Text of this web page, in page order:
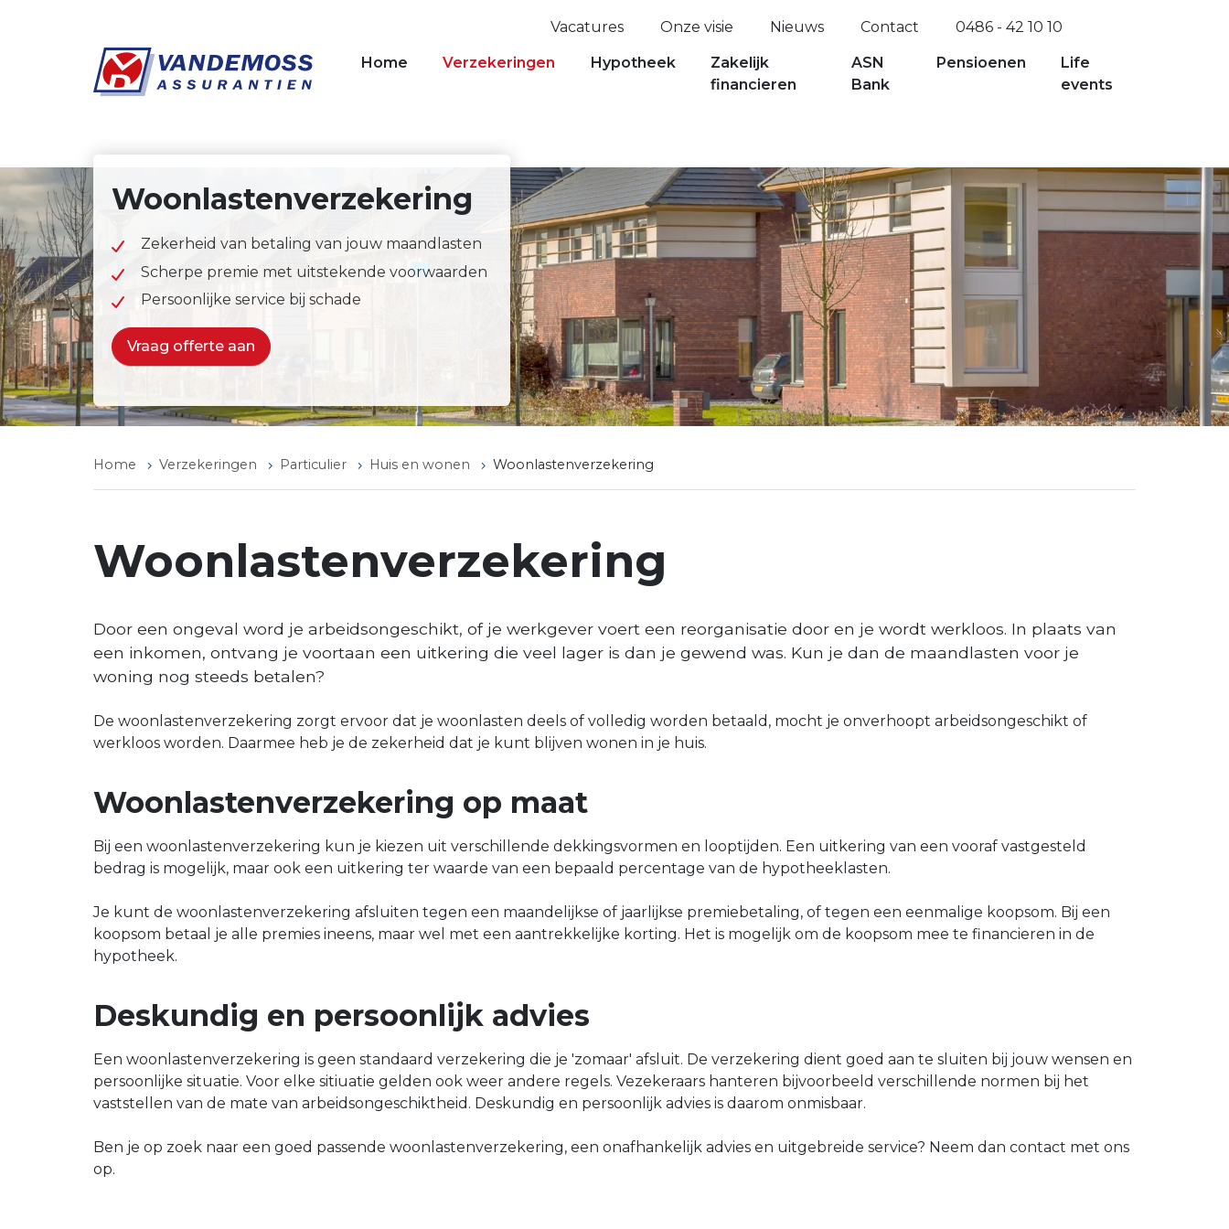
Vacatures
Onze visie Nieuws Contact 0486 - 42 10 10
Home Verzekeringen Hypotheek
Zakelijk
financieren
ASN
Bank
Pensioenen
Life
events
Woonlastenverzekering
Zekerheid van betaling van jouw maandlasten
Scherpe premie met uitstekende voorwaarden
Persoonlijke service bij schade
Vraag offerte aan
Home Verzekeringen Particulier Huis en wonen Woonlastenverzekering
Woonlastenverzekering
Door een ongeval word je arbeidsongeschikt, of je werkgever voert een reorganisatie door en je wordt werkloos. In plaats van
een inkomen, ontvang je voortaan een uitkering die veel lager is dan je gewend was. Kun je dan de maandlasten voor je
woning nog steeds betalen?
De woonlastenverzekering zorgt ervoor dat je woonlasten deels of volledig worden betaald, mocht je onverhoopt arbeidsongeschikt of
werkloos worden. Daarmee heb je de zekerheid dat je kunt blijven wonen in je huis.
Woonlastenverzekering op maat
Bij een woonlastenverzekering kun je kiezen uit verschillende dekkingsvormen en looptijden. Een uitkering van een vooraf vastgesteld
bedrag is mogelijk, maar ook een uitkering ter waarde van een bepaald percentage van de hypotheeklasten.
Je kunt de woonlastenverzekering afsluiten tegen een maandelijkse of jaarlijkse premiebetaling, of tegen een eenmalige koopsom. Bij een
koopsom betaal je alle premies ineens, maar wel met een aantrekkelijke korting. Het is mogelijk om de koopsom mee te financieren in de
hypotheek.
Deskundig en persoonlijk advies
Een woonlastenverzekering is geen standaard verzekering die je 'zomaar' afsluit. De verzekering dient goed aan te sluiten bij jouw wensen en
persoonlijke situatie. Voor elke sitiuatie gelden ook weer andere regels. Vezekeraars hanteren bijvoorbeeld verschillende normen bij het
vaststellen van de mate van arbeidsongeschiktheid. Deskundig en persoonlijk advies is daarom onmisbaar.
Ben je op zoek naar een goed passende woonlastenverzekering, een onafhankelijk advies en uitgebreide service? Neem dan contact met ons
op.